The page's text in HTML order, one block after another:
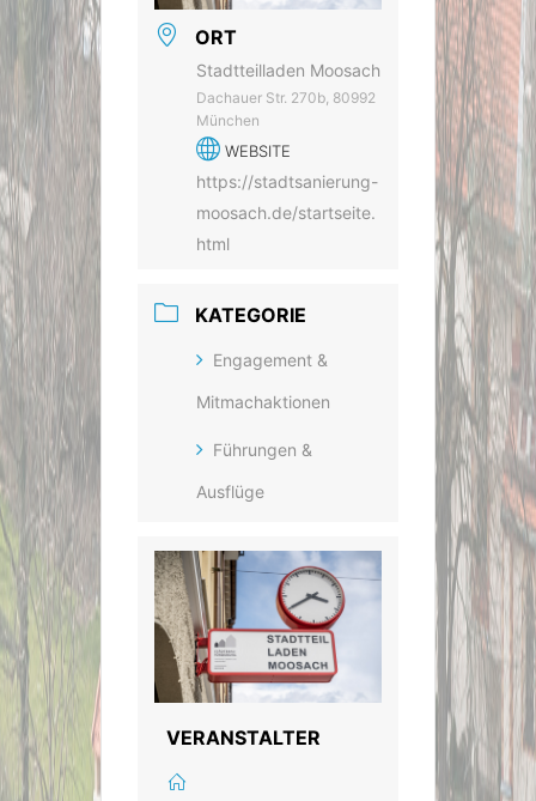
ORT
Stadtteilladen Moosach
Dachauer Str. 270b, 80992
München
WEBSITE
https://stadtsanierung-
moosach.de/startseite.
html
KATEGORIE
Engagement &
Mitmachaktionen
Führungen &
Ausflüge
VERANSTALTER